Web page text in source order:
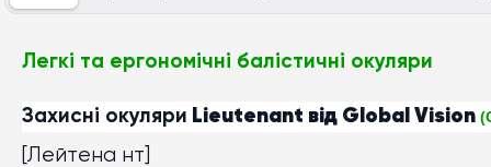
Легкі та ергономічні балістичні окуляри
Захисні окуляри Lieutenant від Global Vision
[Лейтена нт]